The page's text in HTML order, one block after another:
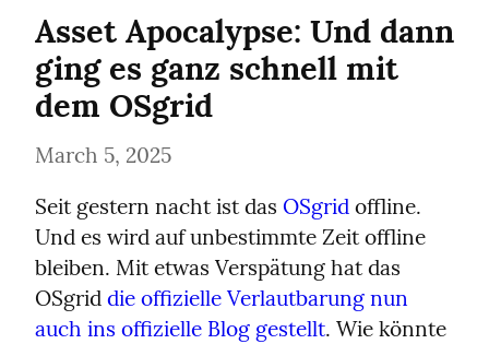
Asset Apocalypse: Und dann
ging es ganz schnell mit
dem OSgrid
March 5, 2025
Seit gestern nacht ist das OSgrid offline.
Und es wird auf unbestimmte Zeit offline
bleiben. Mit etwas Verspätung hat das
OSgrid die offizielle Verlautbarung nun
auch ins offizielle Blog gestellt. Wie könnte